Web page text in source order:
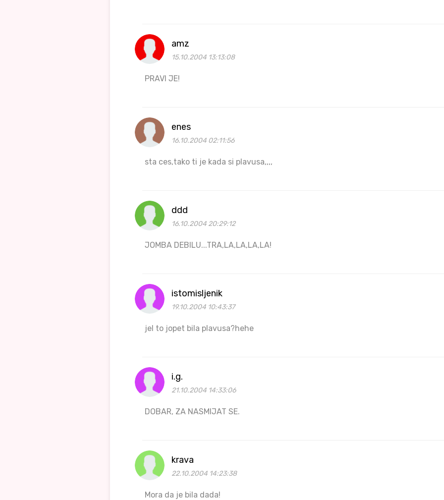
amz
15.10.2004 13:13:08
PRAVI JE!
enes
16.10.2004 02:11:56
sta ces,tako ti je kada si plavusa,,,,
ddd
16.10.2004 20:29:12
JOMBA DEBILU...TRA,LA,LA,LA,LA!
istomisljenik
19.10.2004 10:43:37
jel to jopet bila plavusa?hehe
i.g.
21.10.2004 14:33:06
DOBAR, ZA NASMIJAT SE.
krava
22.10.2004 14:23:38
Mora da je bila dada!